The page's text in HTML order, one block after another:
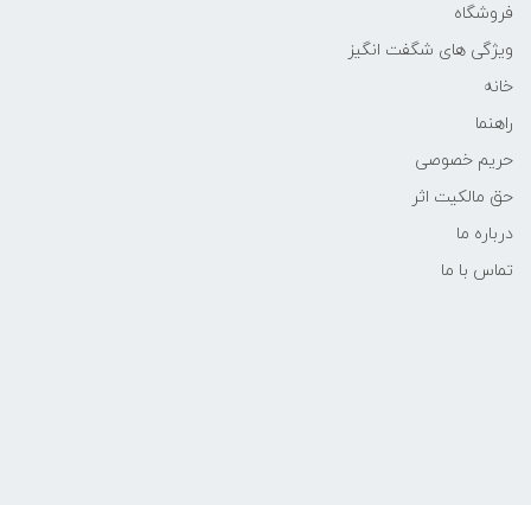
فروشگاه
ویژگی های شگفت انگیز
خانه
راهنما
حریم خصوصی
حق مالکیت اثر
درباره ما
تماس با ما